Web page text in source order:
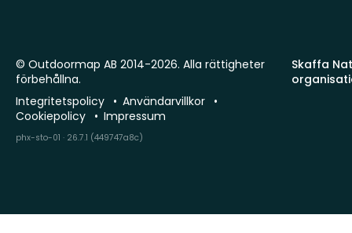
Skaffa
© Outdoormap AB 2014-2026. Alla rättigheter
förbehållna.
Integritetspolicy
Användarvillkor
Cookiepolicy
Impressum
phx-sto-01 · 26.7.1 (449747a8c)